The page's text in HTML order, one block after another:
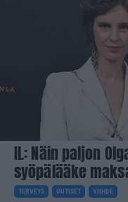
IL: Näin paljon
syöpälääke
TERVEYS UUTISET VIIHDE